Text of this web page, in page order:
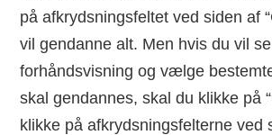
på afkrydsningsfeltet ved siden af
vil gendanne alt. Men hvis du vil
forhåndsvisning og vælge
skal gendannes, skal du klikke på
klikke på afkrydsningsfelterne ved